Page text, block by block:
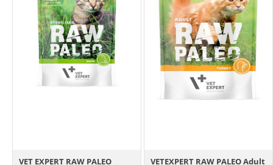
VET EXPERT RAW PALEO
VETEXPERT RAW PALEO Adult